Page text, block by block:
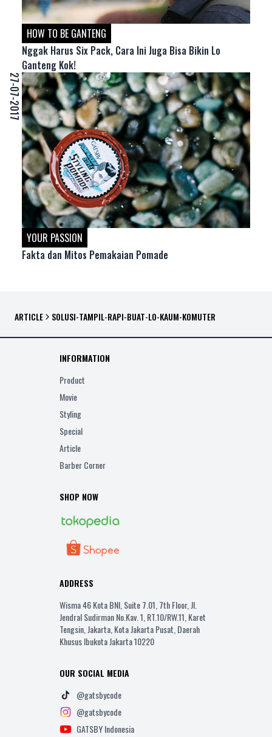
HOW TO BE GANTENG
Nggak Harus Six Pack, Cara Ini Juga Bisa Bikin Lo
Ganteng Kok!
27-07-2017
YOUR PASSION
Fakta dan Mitos Pemakaian Pomade
ARTICLE SOLUSI-TAMPIL-RAPI-BUAT-LO-KAUM-KOMUTER
INFORMATION
Product
Movie
Styling
Special
Article
Barber Corner
SHOP NOW
ADDRESS
Wisma 46 Kota BNI, Suite 7.01, 7th Floor, Jl.
Jendral Sudirman No.Kav. 1, RT.10/RW.11, Karet
Tengsin, Jakarta, Kota Jakarta Pusat, Daerah
Khusus Ibukota Jakarta 10220
OUR SOCIAL MEDIA
@gatsbycode
@gatsbycode
GATSBY Indonesia